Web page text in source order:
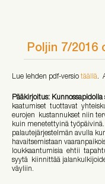
Poljin 7/2016
Lue lehden pdf-versio täällä.
Pääkirjoitus: Kunnossapidolla
kaatumiset tuottavat
eurojen kustannukset niin
kuin menetettyinä
palautejärjestelmän avulla
havaitsemistaan
loukkaantumisia ehtii
syytä kiinnittää
väyliin.